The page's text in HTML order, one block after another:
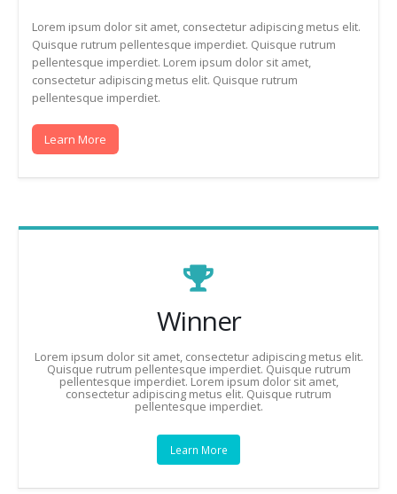
Lorem ipsum dolor sit amet, consectetur adipiscing metus elit.
Quisque rutrum pellentesque imperdiet. Quisque rutrum
pellentesque imperdiet. Lorem ipsum dolor sit amet,
consectetur adipiscing metus elit. Quisque rutrum
pellentesque imperdiet.
Learn More
Winner
Lorem ipsum dolor sit amet, consectetur adipiscing metus elit.
Quisque rutrum pellentesque imperdiet. Quisque rutrum
pellentesque imperdiet. Lorem ipsum dolor sit amet,
consectetur adipiscing metus elit. Quisque rutrum
pellentesque imperdiet.
Learn More